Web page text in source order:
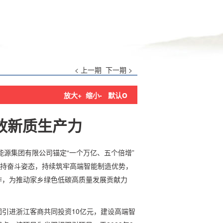
< 上一期 下一期 >
放大+ 缩小- 默认o
新质生产力
集团有限公司锚定“一个万亿、五个倍增”
奋斗姿态，持续筑牢高端智能制造优势，
为推动家乡绿色低碳高质量发展贡献力
进浙江客商共同投资10亿元，建设高端智